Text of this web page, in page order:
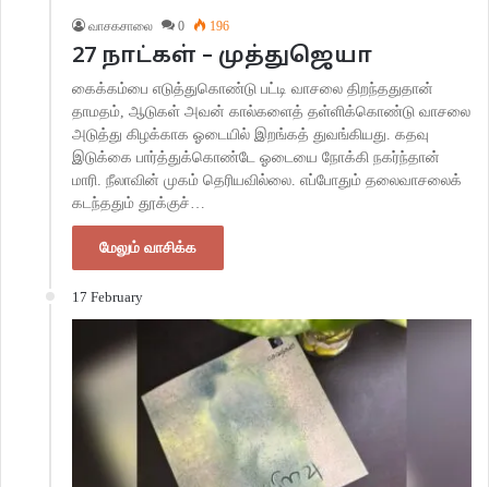
வாசகசாலை 0 196
27 நாட்கள் – முத்துஜெயா
கைக்கம்பை எடுத்துகொண்டு பட்டி வாசலை திறந்ததுதான்
தாமதம், ஆடுகள் அவன் கால்களைத் தள்ளிக்கொண்டு வாசலை
அடுத்து கிழக்காக ஓடையில் இறங்கத் துவங்கியது. கதவு
இடுக்கை பார்த்துக்கொண்டே ஓடையை நோக்கி நகர்ந்தான்
மாரி. நீலாவின் முகம் தெரியவில்லை. எப்போதும் தலைவாசலைக்
கடந்ததும் தூக்குச்…
மேலும் வாசிக்க
17 February